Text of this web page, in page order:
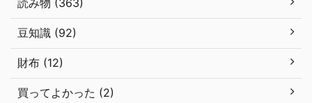
豆知識 (92)
財布 (12)
買ってよかった (2)